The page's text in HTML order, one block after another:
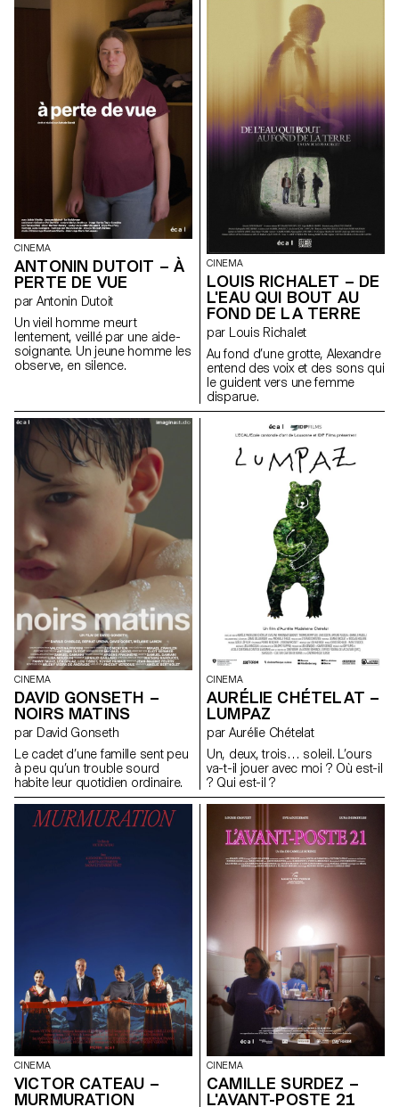
notamment signé l'image des
films suisses Laissez-moi de
Maxime Rappaz (2023) et À
bras-le-corps de Marie-Elsa
Sgualdo (2025).
CINEMA
ANTONIN DUTOIT – À
PERTE DE VUE
par Antonin Dutoit
Un vieil homme meurt
lentement, veillé par une aide-
soignante. Un jeune homme les
observe, en silence.
CINEMA
LOUIS RICHALET – DE
L'EAU QUI BOUT AU
FOND DE LA TERRE
par Louis Richalet
Au fond d’une grotte, Alexandre
entend des voix et des sons qui
le guident vers une femme
disparue.
CINEMA
DAVID GONSETH –
NOIRS MATINS
par David Gonseth
Le cadet d’une famille sent peu
à peu qu’un trouble sourd
habite leur quotidien ordinaire.
CINEMA
AURÉLIE CHÉTELAT –
LUMPAZ
par Aurélie Chételat
Un, deux, trois… soleil. L’ours
va-t-il jouer avec moi ? Où est-il
? Qui est-il ?
CINEMA
VICTOR CATEAU –
MURMURATION
CINEMA
CAMILLE SURDEZ –
L'AVANT-POSTE 21